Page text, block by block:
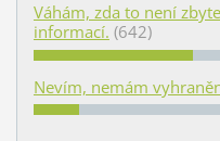
Váhám, zda to není
informací. (642)
Nevím, nemám